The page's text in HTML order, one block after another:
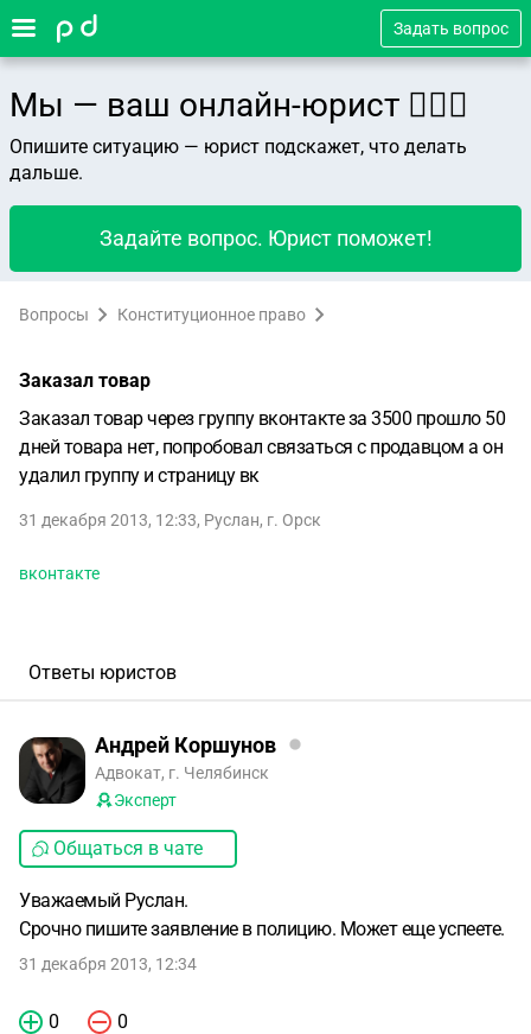
Задать вопрос
Мы — ваш онлайн-юрист 👨🏻‍⚖️
Опишите ситуацию — юрист подскажет, что делать
дальше.
Задайте вопрос. Юрист поможет!
Вопросы Конституционное право
Заказал товар
Заказал товар через группу вконтакте за 3500 прошло 50
дней товара нет, попробовал связаться с продавцом а он
удалил группу и страницу вк
31 декабря 2013, 12:33, Руслан, г. Орск
вконтакте
Ответы юристов
Андрей Коршунов
Адвокат, г. Челябинск
Эксперт
Общаться в чате
Уважаемый Руслан.
Срочно пишите заявление в полицию. Может еще успеете.
31 декабря 2013, 12:34
0 0